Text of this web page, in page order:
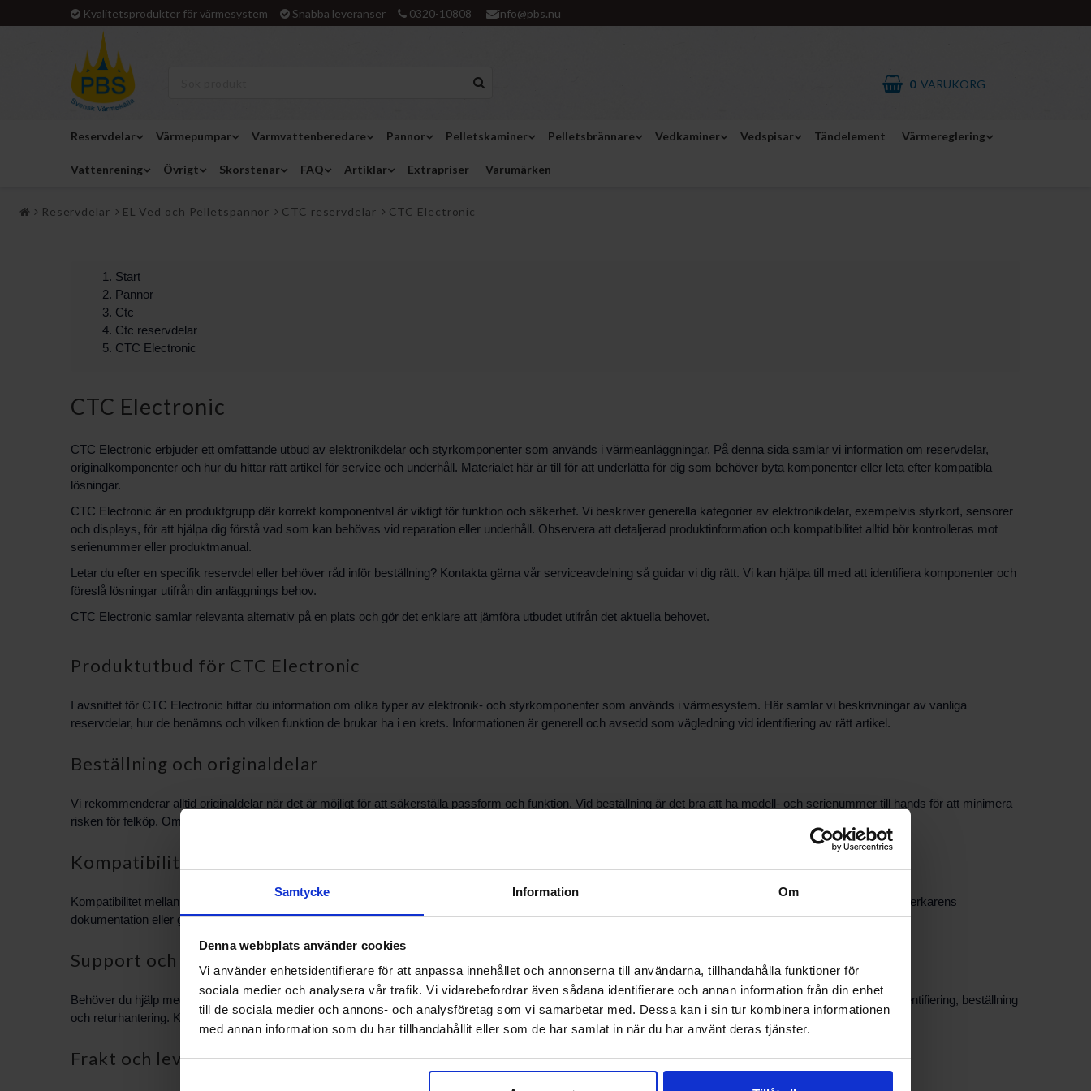
Samtycke Information Om
Denna webbplats använder cookies
Vi använder enhetsidentifierare för att anpassa innehållet och annonserna till användarna, tillhandahålla funktioner för
sociala medier och analysera vår trafik. Vi vidarebefordrar även sådana identifierare och annan information från din enhet
till de sociala medier och annons- och analysföretag som vi samarbetar med. Dessa kan i sin tur kombinera informationen
med annan information som du har tillhandahållit eller som de har samlat in när du har använt deras tjänster.
Kvalitetsprodukter för värmesystem Snabba leveranser 0320-10808 info@pbs.nu
0 VARUKORG
Reservdelar Värmepumpar Varmvattenberedare Pannor Pelletskaminer Pelletsbrännare Vedkaminer Vedspisar Tändelement Värmereglering
Vattenrening Övrigt Skorstenar FAQ Artiklar Extrapriser Varumärken
Reservdelar EL Ved och Pelletspannor CTC reservdelar CTC Electronic
Start
Pannor
Ctc
Ctc reservdelar
CTC Electronic
CTC Electronic
CTC Electronic erbjuder ett omfattande utbud av elektronikdelar och styrkomponenter som används i värmeanläggningar. På denna sida samlar vi information om reservdelar,
originalkomponenter och hur du hittar rätt artikel för service och underhåll. Materialet här är till för att underlätta för dig som behöver byta komponenter eller leta efter kompatibla
lösningar.
CTC Electronic är en produktgrupp där korrekt komponentval är viktigt för funktion och säkerhet. Vi beskriver generella kategorier av elektronikdelar, exempelvis styrkort, sensorer
och displays, för att hjälpa dig förstå vad som kan behövas vid reparation eller underhåll. Observera att detaljerad produktinformation och kompatibilitet alltid bör kontrolleras mot
serienummer eller produktmanual.
Letar du efter en specifik reservdel eller behöver råd inför beställning? Kontakta gärna vår serviceavdelning så guidar vi dig rätt. Vi kan hjälpa till med att identifiera komponenter och
föreslå lösningar utifrån din anläggnings behov.
CTC Electronic samlar relevanta alternativ på en plats och gör det enklare att jämföra utbudet utifrån det aktuella behovet.
Produktutbud för CTC Electronic
I avsnittet för CTC Electronic hittar du information om olika typer av elektronik- och styrkomponenter som används i värmesystem. Här samlar vi beskrivningar av vanliga
reservdelar, hur de benämns och vilken funktion de brukar ha i en krets. Informationen är generell och avsedd som vägledning vid identifiering av rätt artikel.
Beställning och originaldelar
Vi rekommenderar alltid originaldelar när det är möjligt för att säkerställa passform och funktion. Vid beställning är det bra att ha modell- och serienummer till hands för att minimera
risken för felköp. Om du är osäker på vilken del som behövs kan vår personal hjälpa till att verifiera artikelnummer och alternativ.
Kompatibilitet och verifiering
Kompatibilitet mellan komponenter kan variera beroende på modell och tillverkningsår. Använd informationen här som ett första steg, men verifiera alltid mot tillverkarens
dokumentation eller genom att kontakta vår support. Vi hjälper dig gärna att kontrollera att den valda reservdelen är korrekt för din anläggning.
Support och rådgivning
Behöver du hjälp med att hitta rätt komponent eller vill ha teknisk vägledning inför byte? Kontakta vår support så hjälper vi dig steg för steg. Vi kan ge råd om identifiering, beställning
och returhantering. Kontakta PBS Svensk Värmekälla AB för rådgivning och hjälp att välja rätt lösning.
Frakt och leveransinformation